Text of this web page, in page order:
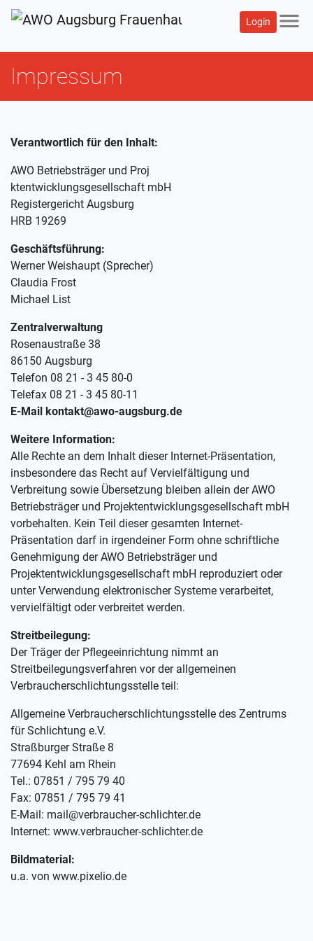
Login menu
Impressum
Verantwortlich für den Inhalt:
AWO Betriebsträger und Proj
ktentwicklungsgesellschaft mbH
Registergericht Augsburg
HRB 19269
Geschäftsführung:
Werner Weishaupt (Sprecher)
Claudia Frost
Michael List
Zentralverwaltung
Rosenaustraße 38
86150 Augsburg
Telefon 08 21 - 3 45 80-0
Telefax 08 21 - 3 45 80-11
E-Mail kontakt@awo-augsburg.de
Weitere Information:
Alle Rechte an dem Inhalt dieser Internet-Präsentation,
insbesondere das Recht auf Vervielfältigung und
Verbreitung sowie Übersetzung bleiben allein der AWO
Betriebsträger und Projektentwicklungsgesellschaft mbH
vorbehalten. Kein Teil dieser gesamten Internet-
Präsentation darf in irgendeiner Form ohne schriftliche
Genehmigung der AWO Betriebsträger und
Projektentwicklungsgesellschaft mbH reproduziert oder
unter Verwendung elektronischer Systeme verarbeitet,
vervielfältigt oder verbreitet werden.
Streitbeilegung:
Der Träger der Pflegeeinrichtung nimmt an
Streitbeilegungsverfahren vor der allgemeinen
Verbraucherschlichtungsstelle teil:
Allgemeine Verbraucherschlichtungsstelle des Zentrums
für Schlichtung e.V.
Straßburger Straße 8
77694 Kehl am Rhein
Tel.: 07851 / 795 79 40
Fax: 07851 / 795 79 41
E-Mail: mail@verbraucher-schlichter.de
Internet: www.verbraucher-schlichter.de
Bildmaterial:
u.a. von www.pixelio.de